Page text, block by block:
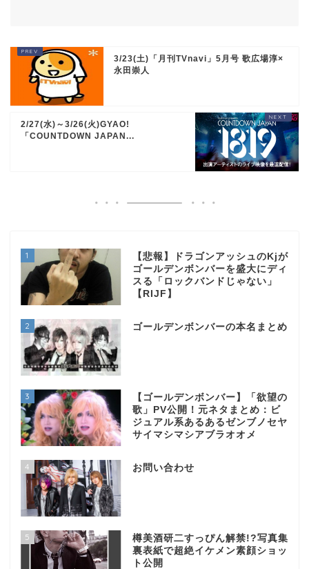
3/23(土)「月刊TVnavi」5月号 歌広場淳×
永田崇人
2/27(水)～3/26(火)GYAO!
「COUNTDOWN JAPAN...
1
【悲報】ドラゴンアッシュのKjが
ゴールデンボンバーを盛大にディ
スる「ロックバンドじゃない」
【RIJF】
2 ゴールデンボンバーの本名まとめ
3
【ゴールデンボンバー】「欲望の
歌」PV公開！元ネタまとめ：ビ
ジュアル系あるあるゼンブノセヤ
サイマシマシアブラオオメ
4 お問い合わせ
5
樽美酒研二すっぴん解禁!?写真集
裏表紙で超絶イケメン素顔ショッ
ト公開